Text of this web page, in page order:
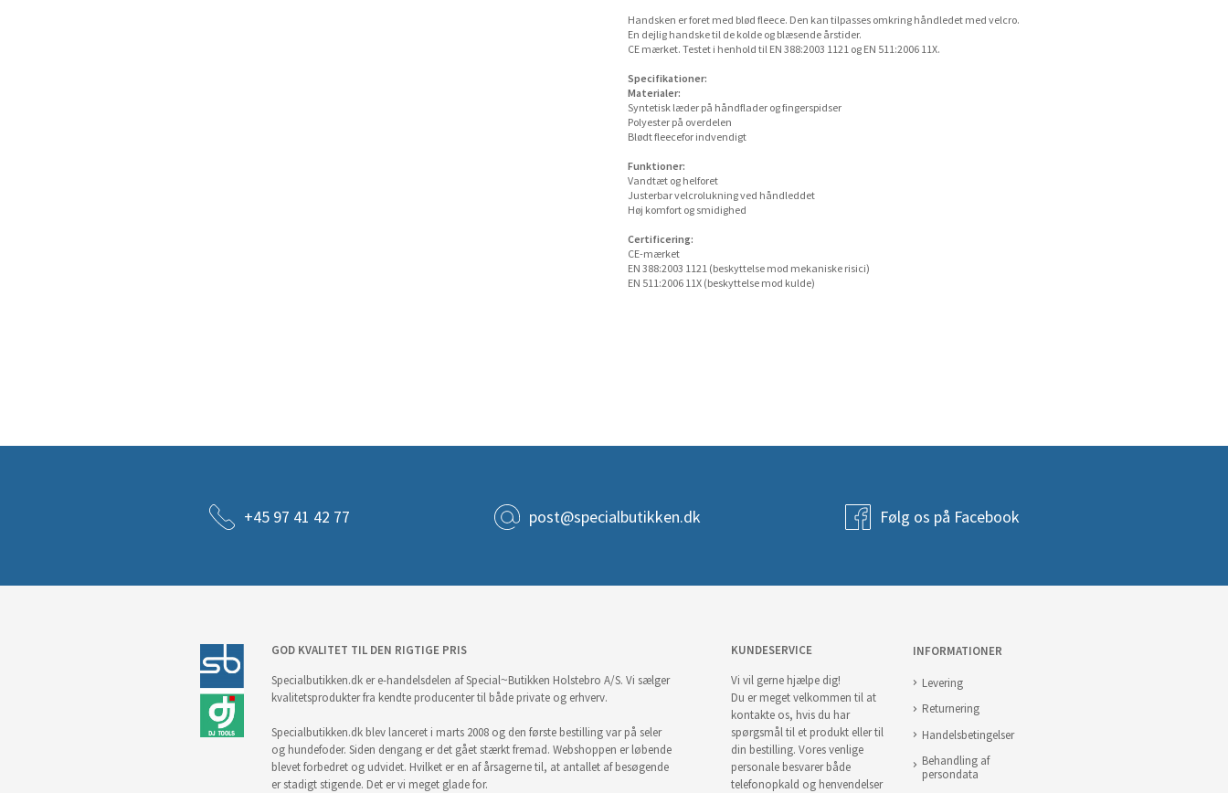
Handsken er foret med blød fleece. Den kan tilpasses omkring håndledet med velcro.
En dejlig handske til de kolde og blæsende årstider.
CE mærket. Testet i henhold til EN 388:2003 1121 og EN 511:2006 11X.
Specifikationer:
Materialer:
Syntetisk læder på håndflader og fingerspidser
Polyester på overdelen
Blødt fleecefor indvendigt
Funktioner:
Vandtæt og helforet
Justerbar velcrolukning ved håndleddet
Høj komfort og smidighed
Certificering:
CE-mærket
EN 388:2003 1121 (beskyttelse mod mekaniske risici)
EN 511:2006 11X (beskyttelse mod kulde)
+45 97 41 42 77 post@specialbutikken.dk Følg os på Facebook
GOD KVALITET TIL DEN RIGTIGE PRIS
Specialbutikken.dk er e-handelsdelen af Special~Butikken Holstebro A/S. Vi sælger
kvalitetsprodukter fra kendte producenter til både private og erhverv.
Specialbutikken.dk blev lanceret i marts 2008 og den første bestilling var på seler
og hundefoder. Siden dengang er det gået stærkt fremad. Webshoppen er løbende
blevet forbedret og udvidet. Hvilket er en af årsagerne til, at antallet af besøgende
er stadigt stigende. Det er vi meget glade for.
KUNDESERVICE
Vi vil gerne hjælpe dig!
Du er meget velkommen til at
kontakte os, hvis du har
spørgsmål til et produkt eller til
din bestilling. Vores venlige
personale besvarer både
telefonopkald og henvendelser
INFORMATIONER
Levering
Returnering
Handelsbetingelser
Behandling af
persondata